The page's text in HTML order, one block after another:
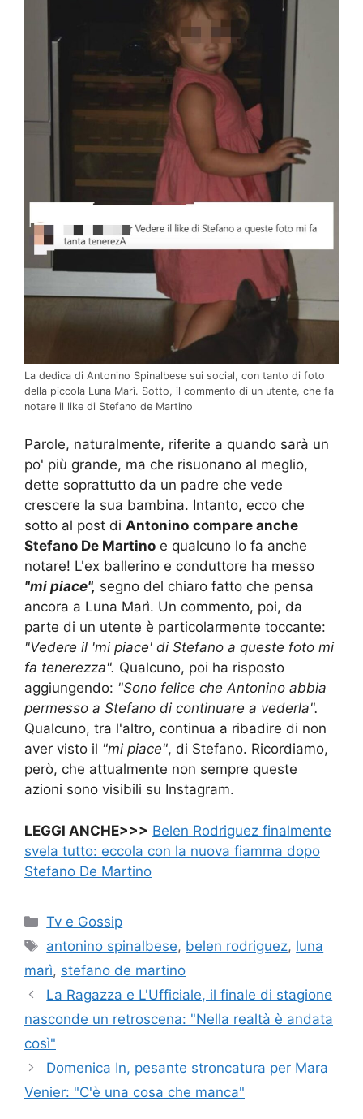
La dedica di Antonino Spinalbese sui social, con tanto di foto
della piccola Luna Marì. Sotto, il commento di un utente, che fa
notare il like di Stefano de Martino
Parole, naturalmente, riferite a quando sarà un
po' più grande, ma che risuonano al meglio,
dette soprattutto da un padre che vede
crescere la sua bambina. Intanto, ecco che
sotto al post di Antonino compare anche
Stefano De Martino e qualcuno lo fa anche
notare! L'ex ballerino e conduttore ha messo
"mi piace", segno del chiaro fatto che pensa
ancora a Luna Marì. Un commento, poi, da
parte di un utente è particolarmente toccante:
"Vedere il 'mi piace' di Stefano a queste foto mi
fa tenerezza". Qualcuno, poi ha risposto
aggiungendo: "Sono felice che Antonino abbia
permesso a Stefano di continuare a vederla".
Qualcuno, tra l'altro, continua a ribadire di non
aver visto il "mi piace", di Stefano. Ricordiamo,
però, che attualmente non sempre queste
azioni sono visibili su Instagram.
LEGGI ANCHE>>> Belen Rodriguez finalmente
svela tutto: eccola con la nuova fiamma dopo
Stefano De Martino
Categorie
Tv e Gossip
Tag
antonino spinalbese, belen rodriguez, luna
marì, stefano de martino
La Ragazza e L'Ufficiale, il finale di stagione
nasconde un retroscena: "Nella realtà è andata
così"
Domenica In, pesante stroncatura per Mara
Venier: "C'è una cosa che manca"